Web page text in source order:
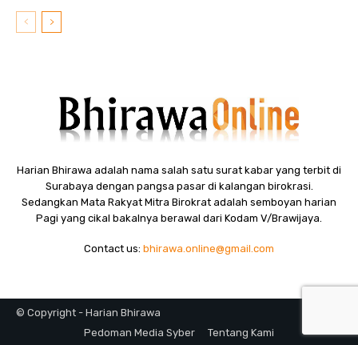
Harian Bhirawa adalah nama salah satu surat kabar yang terbit di
Surabaya dengan pangsa pasar di kalangan birokrasi.
Sedangkan Mata Rakyat Mitra Birokrat adalah semboyan harian
Pagi yang cikal bakalnya berawal dari Kodam V/Brawijaya.
Contact us: bhirawa.online@gmail.com
© Copyright - Harian Bhirawa
Pedoman Media Syber
Tentang Kami